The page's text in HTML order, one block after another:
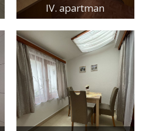
IV. apartman